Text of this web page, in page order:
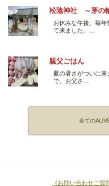
松陰神社 ～茅の
お休みな午後、毎
て来ました。…
親父ごはん
夏の暑さがついに
で、お父さ…
全ての
《お問い合わせご質